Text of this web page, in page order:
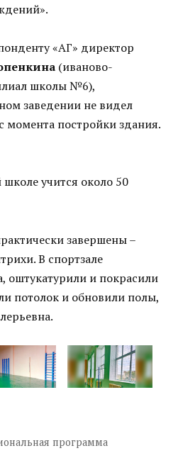
«АГ» директор
(иваново-
школы №6),
заведении не видел
момента постройки здания.
учится около 50
завершены –
В спортзале
оштукатурили и покрасили
потолок и обновили полы,
программа